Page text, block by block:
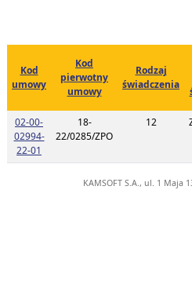
Kod
umowy
Kod
pierwotny
umowy
Rodzaj
świadczenia
02-00-
02994-
22-01 Link do listy planu umowy o
18-
22/0285/ZPO
12
KAMSOFT S.A., ul. 1 Maja